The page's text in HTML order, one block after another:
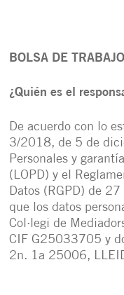
BOLSA DE TRABAJO
¿Quién es el
De acuerdo con lo
3/2018, de 5 de
Personales y
(LOPD) y el
Datos (RGPD) de
que los datos
Col·legi de
CIF G25033705 y
2n. 1a 25006,